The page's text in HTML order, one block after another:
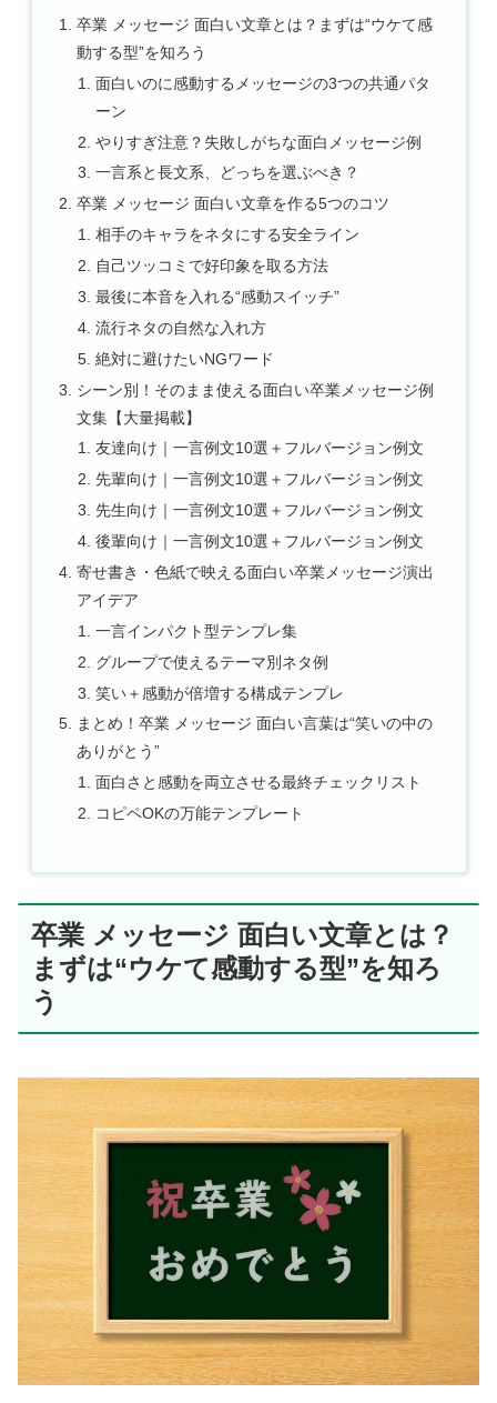
卒業 メッセージ 面白い文章とは？まずは“ウケて感
動する型”を知ろう
面白いのに感動するメッセージの3つの共通パタ
ーン
やりすぎ注意？失敗しがちな面白メッセージ例
一言系と長文系、どっちを選ぶべき？
卒業 メッセージ 面白い文章を作る5つのコツ
相手のキャラをネタにする安全ライン
自己ツッコミで好印象を取る方法
最後に本音を入れる“感動スイッチ”
流行ネタの自然な入れ方
絶対に避けたいNGワード
シーン別！そのまま使える面白い卒業メッセージ例
文集【大量掲載】
友達向け｜一言例文10選＋フルバージョン例文
先輩向け｜一言例文10選＋フルバージョン例文
先生向け｜一言例文10選＋フルバージョン例文
後輩向け｜一言例文10選＋フルバージョン例文
寄せ書き・色紙で映える面白い卒業メッセージ演出
アイデア
一言インパクト型テンプレ集
グループで使えるテーマ別ネタ例
笑い＋感動が倍増する構成テンプレ
まとめ！卒業 メッセージ 面白い言葉は“笑いの中の
ありがとう”
面白さと感動を両立させる最終チェックリスト
コピペOKの万能テンプレート
卒業 メッセージ 面白い文章とは？
まずは“ウケて感動する型”を知ろ
う